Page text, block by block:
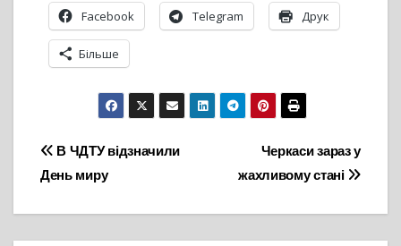
Facebook Telegram Друк
Більше
Навігація
записів
Черкаси зараз у
жахливому стані
В ЧДТУ відзначили
День миру